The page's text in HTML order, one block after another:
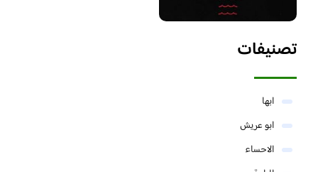
تصنيفات
ابها
ابو عريش
الاحساء